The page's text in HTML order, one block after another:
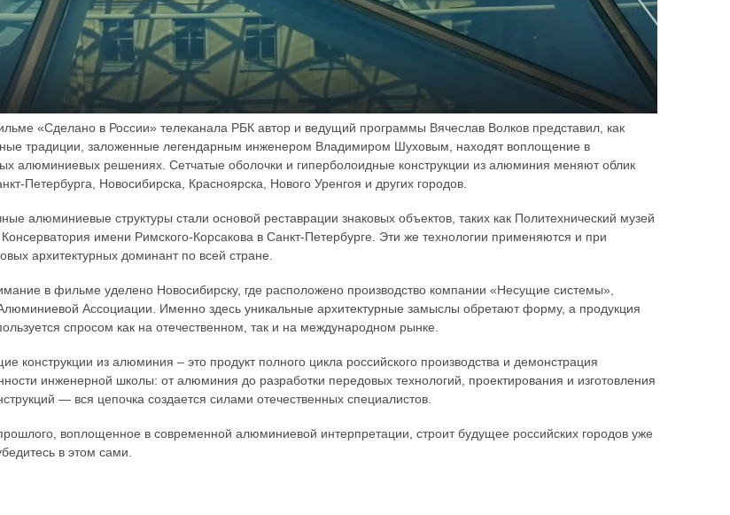
«Сделано в России» телеканала РБК автор и ведущий программы Вячеслав Волков представил, как
традиции, заложенные легендарным инженером Владимиром Шуховым, находят воплощение в
алюминиевых решениях. Сетчатые оболочки и гиперболоидные конструкции из алюминия меняют облик
Петербурга, Новосибирска, Красноярска, Нового Уренгоя и других городов.
алюминиевые структуры стали основой реставрации знаковых объектов, таких как Политехнический музей
имени Римского-Корсакова в Санкт-Петербурге. Эти же технологии применяются и при
архитектурных доминант по всей стране.
в фильме уделено Новосибирску, где расположено производство компании «Несущие системы»,
Ассоциации. Именно здесь уникальные архитектурные замыслы обретают форму, а продукция
спросом как на отечественном, так и на международном рынке.
конструкции из алюминия – это продукт полного цикла российского производства и демонстрация
инженерной школы: от алюминия до разработки передовых технологий, проектирования и изготовления
— вся цепочка создается силами отечественных специалистов.
воплощенное в современной алюминиевой интерпретации, строит будущее российских городов уже
в этом сами.